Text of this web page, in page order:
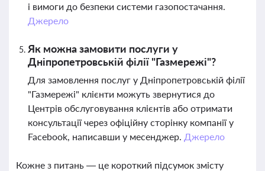
і вимоги до безпеки системи газопостачання.
Джерело
Як можна замовити послуги у
Дніпропетровській філії "Газмережі"?
Для замовлення послуг у Дніпропетровській філії
"Газмережі" клієнти можуть звернутися до
Центрів обслуговування клієнтів або отримати
консультації через офіційну сторінку компанії у
Facebook, написавши у месенджер. Джерело
Кожне з питань — це короткий підсумок змісту